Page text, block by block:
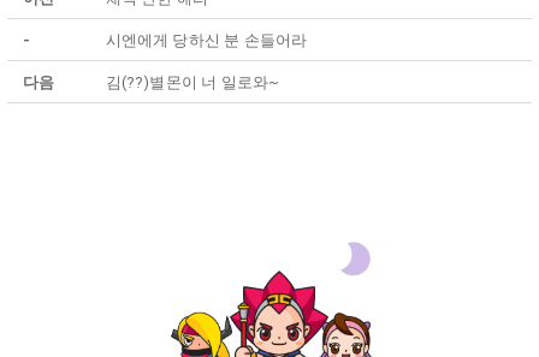
- 시엔에게 당하신 분 손들어라
다음 김(??)별몬이 너 일로와~